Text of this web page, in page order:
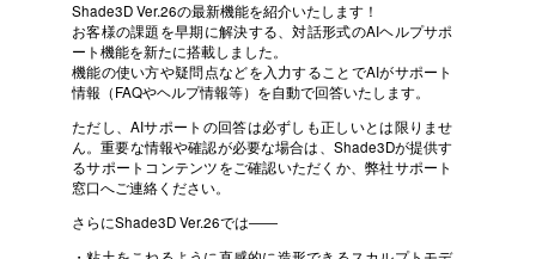
Shade3D Ver.26の最新機能を紹介いたします！
お客様の課題を早期に解決する、対話形式のAIヘルプサポ
ート機能を新たに搭載しました。
機能の使い方や疑問点などを入力することでAIがサポート
情報（FAQやヘルプ情報等）を自動で回答いたします。
ただし、AIサポートの回答は必ずしも正しいとは限りませ
ん。重要な情報や確認が必要な場合は、Shade3Dが提供す
るサポートコンテンツをご確認いただくか、弊社サポート
窓口へご連絡ください。
さらにShade3D Ver.26では――